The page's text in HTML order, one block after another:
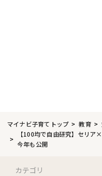
マイナビ子育てトップ 教育
【100均で自由研究】セリ
今年も公開
カテゴリ